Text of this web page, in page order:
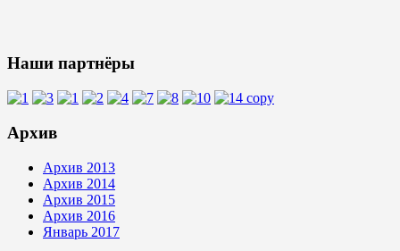
Наши партнёры
Архив
Архив 2013
Архив 2014
Архив 2015
Архив 2016
Январь 2017